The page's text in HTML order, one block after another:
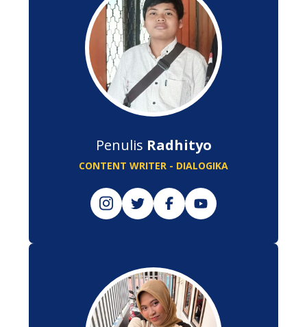
Penulis Radhityo
CONTENT WRITER - DIALOGIKA